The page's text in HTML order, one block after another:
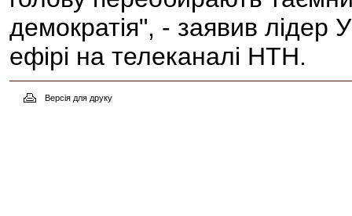
демократія", - заявив
ефірі на телеканалі НТН.
Версія для друку